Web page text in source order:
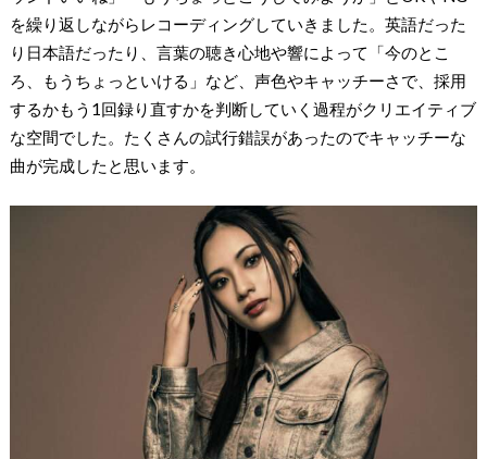
を繰り返しながらレコーディングしていきました。英語だった
り日本語だったり、言葉の聴き心地や響によって「今のとこ
ろ、もうちょっといける」など、声色やキャッチーさで、採用
するかもう1回録り直すかを判断していく過程がクリエイティブ
な空間でした。たくさんの試行錯誤があったのでキャッチーな
曲が完成したと思います。